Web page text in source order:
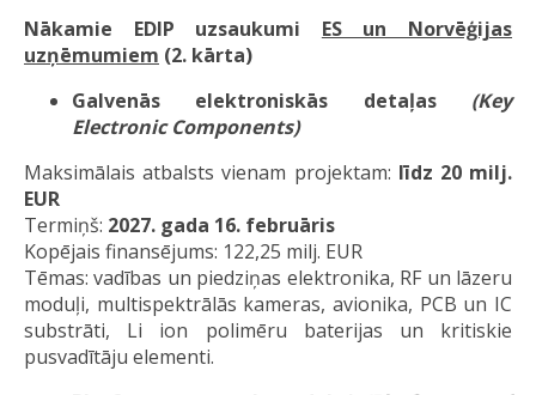
Nākamie EDIP uzsaukumi ES un Norvēģijas
uzņēmumiem (2. kārta)
Galvenās elektroniskās detaļas(Key
Electronic Components)
Maksimālais atbalsts vienam projektam: līdz 20 milj.
EUR
Termiņš: 2027. gada 16. februāris
Kopējais finansējums: 122,25 milj. EUR
Tēmas: vadības un piedziņas elektronika, RF un lāzeru
moduļi, multispektrālās kameras, avionika, PCB un IC
substrāti, Li ion polimēru baterijas un kritiskie
pusvadītāju elementi.